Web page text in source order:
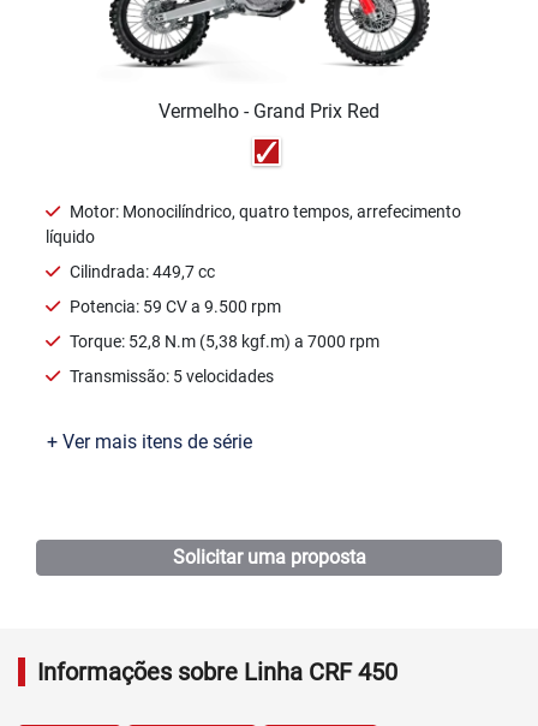
Vermelho - Grand Prix Red
Motor: Monocilíndrico, quatro tempos, arrefecimento
líquido
Cilindrada: 449,7 cc
Potencia: 59 CV a 9.500 rpm
Torque: 52,8 N.m (5,38 kgf.m) a 7000 rpm
Transmissão: 5 velocidades
+ Ver mais itens de série
Solicitar uma proposta
Informações sobre Linha CRF 450